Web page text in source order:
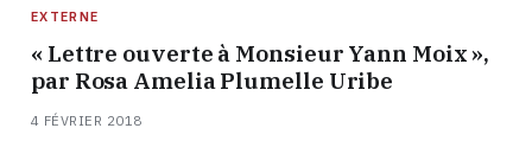
EXTERNE
« Lettre ouverte à Monsieur Yann Moix »,
par Rosa Amelia Plumelle Uribe
4 FÉVRIER 2018